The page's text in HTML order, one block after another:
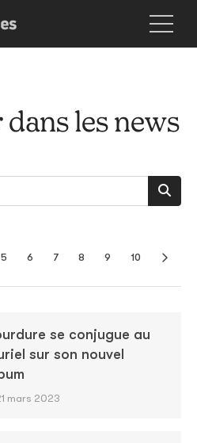
les news
5 6 7 8 9 10
se conjugue au
sur son nouvel
mars 2023